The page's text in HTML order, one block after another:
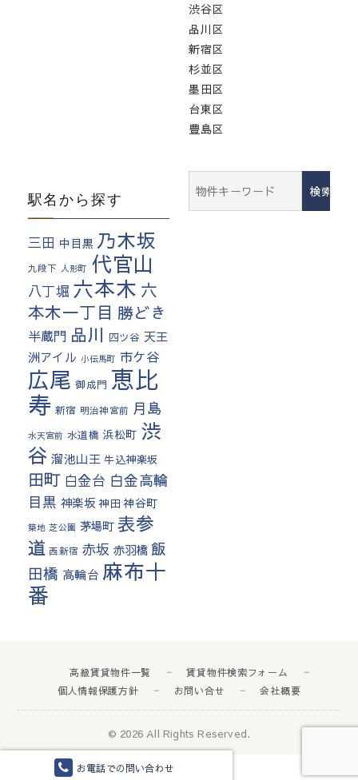
お電話での問い合わせ
渋谷区
品川区
新宿区
杉並区
墨田区
台東区
豊島区
駅名から探す
三田 中目黒 乃木坂
九段下 人形町 代官山
八丁堀 六本木 六
本木一丁目 勝どき
半蔵門 品川 四ツ谷 天王
洲アイル 小伝馬町 市ケ谷
広尾 御成門 恵比
寿 新宿 明治神宮前 月島
水天宮前 水道橋 浜松町 渋
谷 溜池山王 牛込神楽坂
田町 白金台 白金高輪
目黒 神楽坂 神田 神谷町
築地 芝公園 茅場町 表参
道 西新宿 赤坂 赤羽橋 飯
田橋 高輪台 麻布十
番
索:
高級賃貸物件一覧
賃貸物件検索フォーム
個人情報保護方針
お問い合せ 会社概要
© 2026All Rights Reserved.